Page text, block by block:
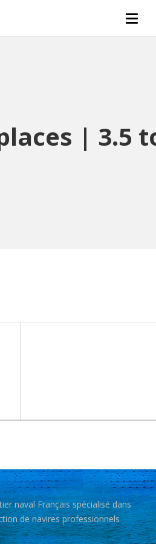
| 3.5
naval Français spécialisé dans
de navires professionnels